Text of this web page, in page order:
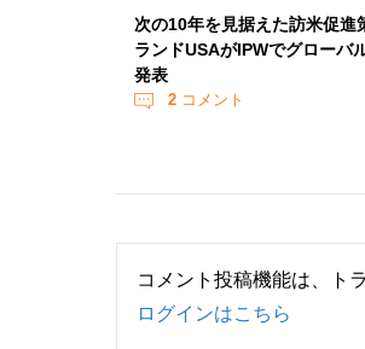
次の10年を見据えた訪米促進
ランドUSAがIPWでグローバ
発表
2 コメント
コメント投稿機能は、ト
ログインはこちら